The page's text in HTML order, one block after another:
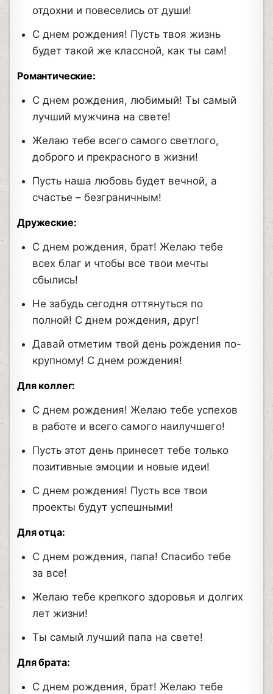
отдохни и повеселись от души!
С днем рождения! Пусть твоя жизнь
будет такой же классной, как ты сам!
Романтические:
С днем рождения, любимый! Ты самый
лучший мужчина на свете!
Желаю тебе всего самого светлого,
доброго и прекрасного в жизни!
Пусть наша любовь будет вечной, а
счастье – безграничным!
Дружеские:
С днем рождения, брат! Желаю тебе
всех благ и чтобы все твои мечты
сбылись!
Не забудь сегодня оттянуться по
полной! С днем рождения, друг!
Давай отметим твой день рождения по-
крупному! С днем рождения!
Для коллег:
С днем рождения! Желаю тебе успехов
в работе и всего самого наилучшего!
Пусть этот день принесет тебе только
позитивные эмоции и новые идеи!
С днем рождения! Пусть все твои
проекты будут успешными!
Для отца:
С днем рождения, папа! Спасибо тебе
за все!
Желаю тебе крепкого здоровья и долгих
лет жизни!
Ты самый лучший папа на свете!
Для брата:
С днем рождения, брат! Желаю тебе